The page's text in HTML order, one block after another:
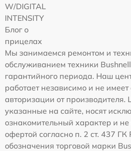
W/DIGITAL
INTENSITY
Блог о
прицелах
Мы занимаемся ремонтом и
обслуживанием техники
гарантийного периода. Наш
работает независимо и не
авторизации от
указанные на сайте, носят
ознакомительный характер и
офертой согласно п. 2 ст. 437
обозначения торговой марки